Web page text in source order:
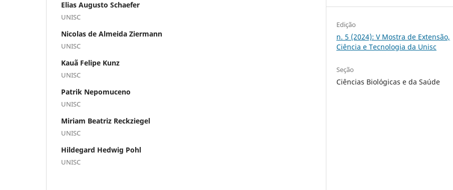
Elias Augusto Schaefer
UNISC
Nicolas de Almeida Ziermann
UNISC
Kauã Felipe Kunz
UNISC
Patrik Nepomuceno
UNISC
Miriam Beatriz Reckziegel
UNISC
Hildegard Hedwig Pohl
UNISC
Edição
n. 5 (2024): V Mostra de Extensão,
Ciência e Tecnologia da Unisc
Seção
Ciências Biológicas e da Saúde